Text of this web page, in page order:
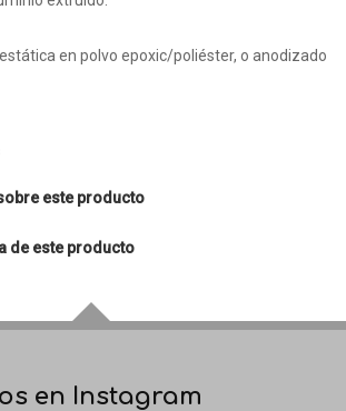
en polvo epoxic/poliéster, o anodizado
este producto
de este producto
en Instagram